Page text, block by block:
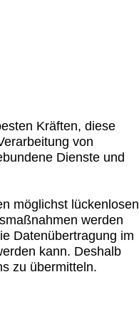
Kräften, diese
von
Dienste und
möglichst lückenlosen
werden
Datenübertragung im
kann. Deshalb
zu übermitteln.